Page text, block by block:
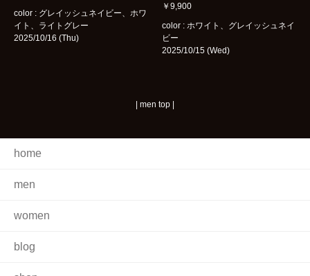
color : グレイッシュネイビー、ホワ
イト、ライトグレー
2025/10/16 (Thu)
￥9,900
color : ホワイト、グレイッシュネイ
ビー
2025/10/15 (Wed)
men top
home
men
women
blog